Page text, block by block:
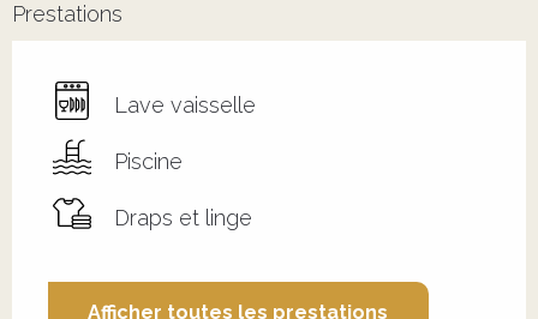
Prestations
Lave vaisselle
Piscine
Draps et linge
Afficher toutes les prestations